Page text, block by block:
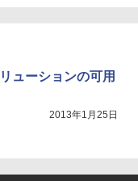
ューションの可用
2013年1月25日